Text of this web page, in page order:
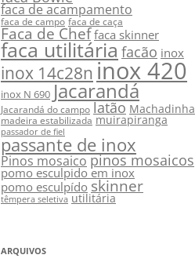
faca de acampamento
faca de campo faca de caça
Faca de Chef faca skinner
faca utilitáriafacão inox
inox 14c28ninox 420
inox N 690 Jacarandá
Jacarandá do campo latão Machadinha
madeira estabilizada muirapiranga
passador de fiel
passante de inox
Pinos mosaico pinos mosaicos
pomo esculpido em inox
pomo esculpído skinner
têmpera seletiva utilitária
ARQUIVOS